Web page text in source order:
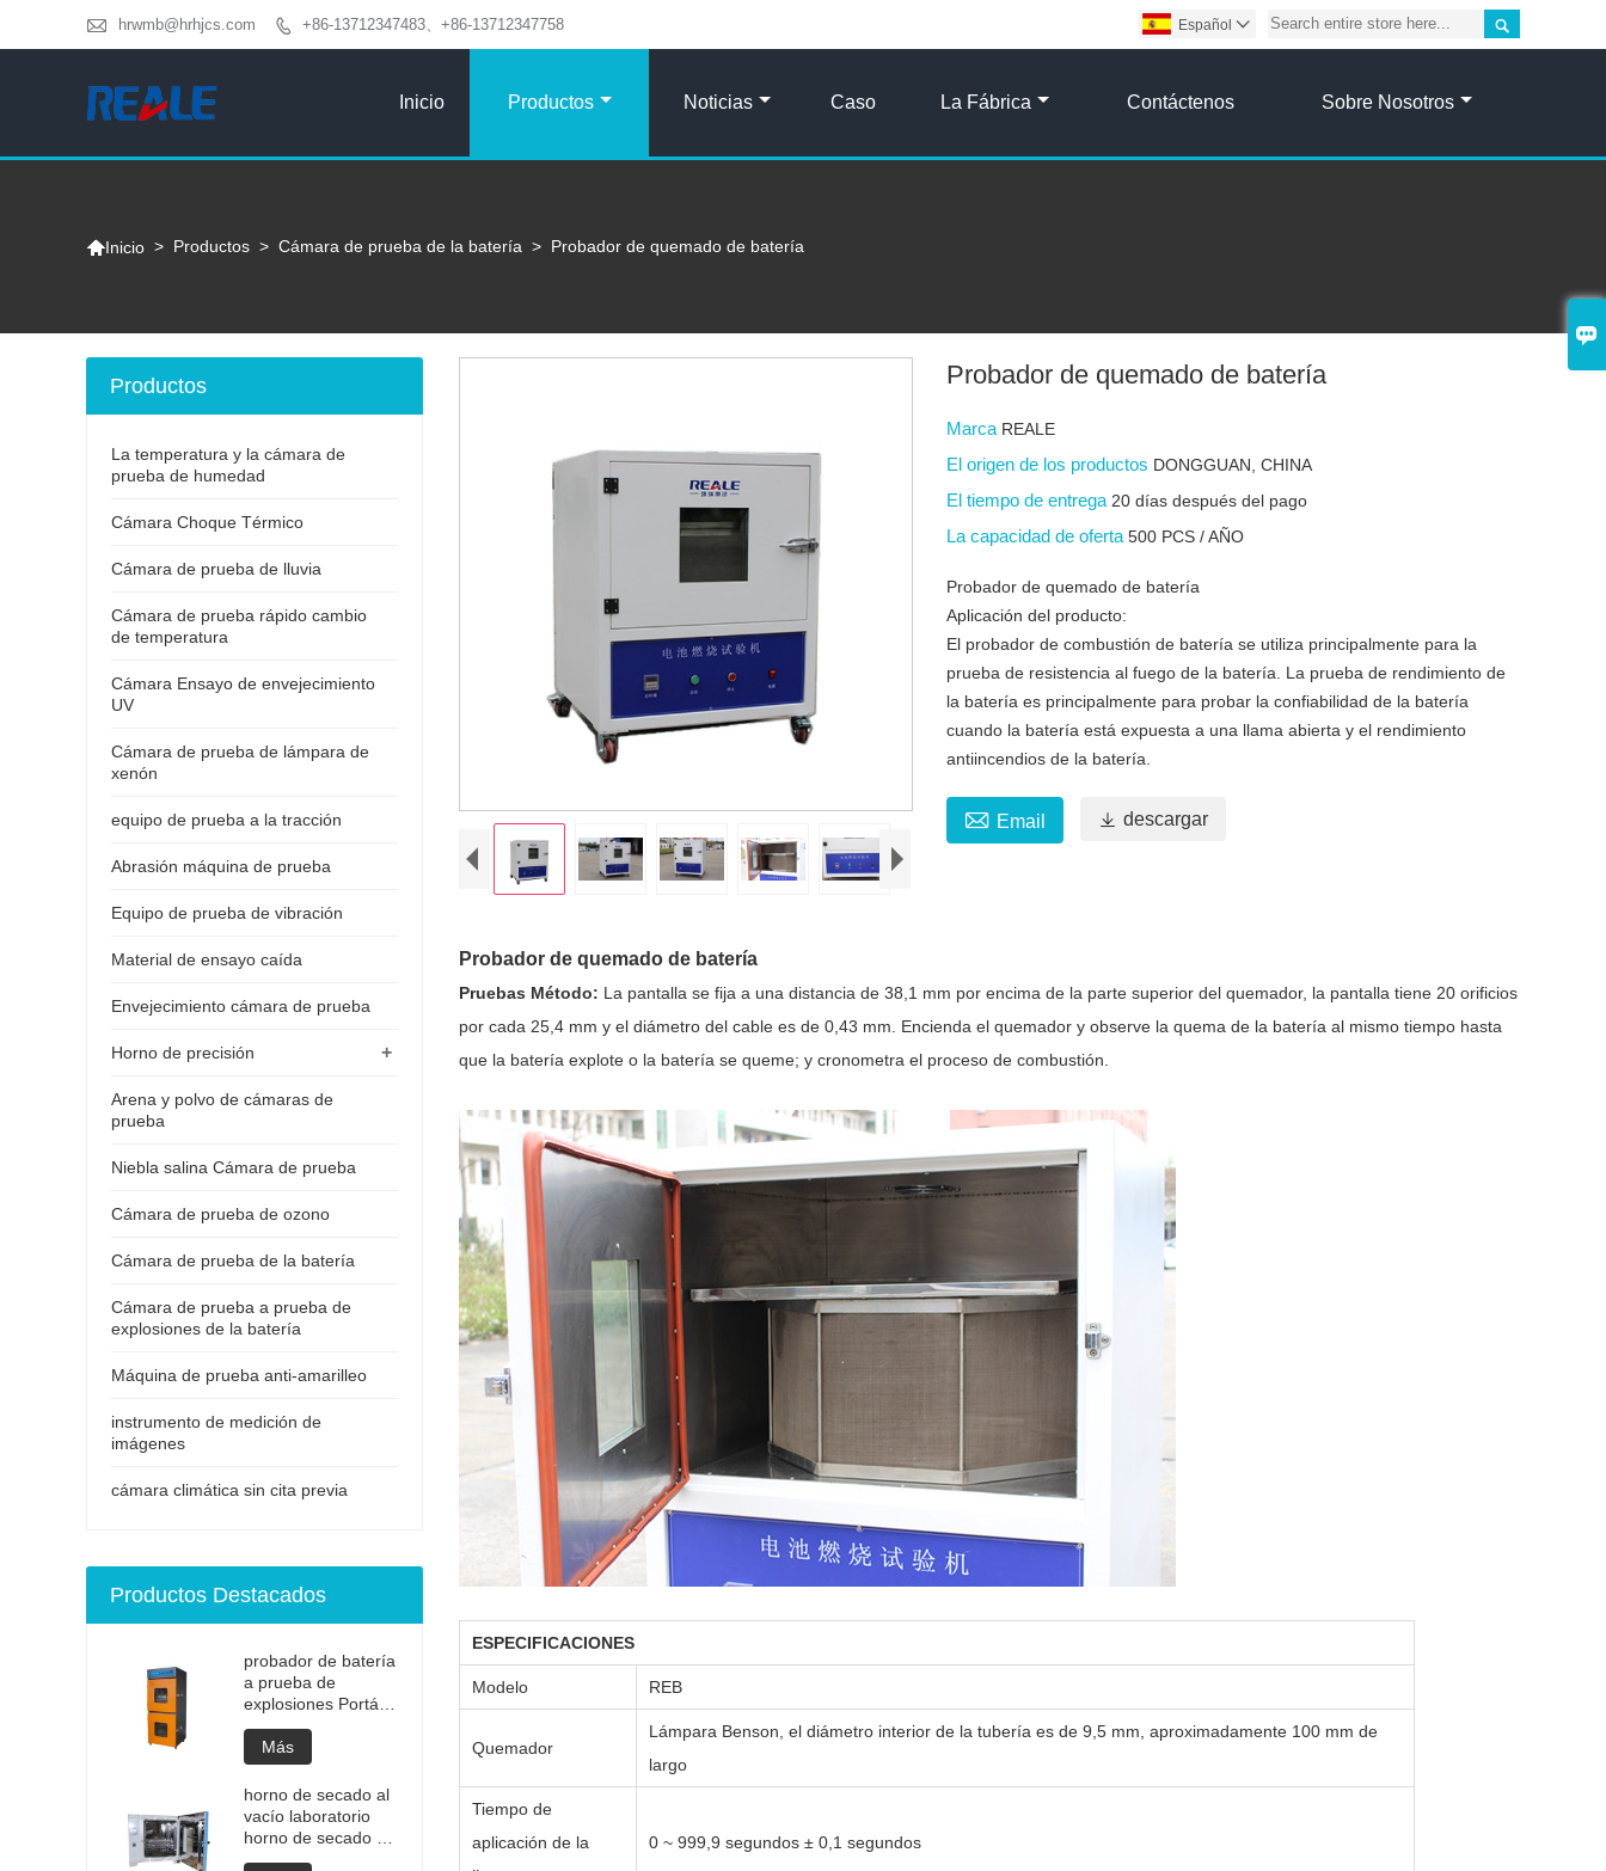

 hrwmb@hrhjcs.com  +86-13712347483、+86-13712347758 
Español 
Inicio Productos Noticias Caso La Fábrica Contáctenos Sobre Nosotros
Inicio > Productos > Cámara de prueba de la batería > Probador de quemado de batería
Probador de quemado de batería
Marca REALE
El origen de los productos DONGGUAN, CHINA
El tiempo de entrega 20 días después del pago
La capacidad de oferta500 PCS / AÑO
Probador de quemado de batería
Aplicación del producto:
El probador de combustión de batería se utiliza principalmente para la
prueba de resistencia al fuego de la batería. La prueba de rendimiento de
la batería es principalmente para probar la confiabilidad de la batería
cuando la batería está expuesta a una llama abierta y el rendimiento
antiincendios de la batería.
 Email  descargar
Probador de quemado de batería
Pruebas Método: La pantalla se fija a una distancia de 38,1 mm por encima de la parte superior del quemador, la pantalla tiene 20 orificios
por cada 25,4 mm y el diámetro del cable es de 0,43 mm. Encienda el quemador y observe la quema de la batería al mismo tiempo hasta
que la batería explote o la batería se queme; y cronometra el proceso de combustión.
ESPECIFICACIONES
Modelo REB
Quemador
Lámpara Benson, el diámetro interior de la tubería es de 9,5 mm, aproximadamente 100 mm de
largo
Tiempo de
aplicación de la
0 ~ 999,9 segundos ± 0,1 segundos
Productos
La temperatura y la cámara de
prueba de humedad
Cámara Choque Térmico
Cámara de prueba de lluvia
Cámara de prueba rápido cambio
de temperatura
Cámara Ensayo de envejecimiento
UV
Cámara de prueba de lámpara de
xenón
equipo de prueba a la tracción
Abrasión máquina de prueba
Equipo de prueba de vibración
Material de ensayo caída
Envejecimiento cámara de prueba
+
Horno de precisión
Arena y polvo de cámaras de
prueba
Niebla salina Cámara de prueba
Cámara de prueba de ozono
Cámara de prueba de la batería
Cámara de prueba a prueba de
explosiones de la batería
Máquina de prueba anti-amarilleo
instrumento de medición de
imágenes
cámara climática sin cita previa
Productos Destacados
probador de batería
a prueba de
explosiones Portátil
de alta calidad
Batería portátil
Prueba de
explosión de litio
Probador de
explosión Precio de
Más
horno de secado al
vacío laboratorio
horno de secado al
vacío programable